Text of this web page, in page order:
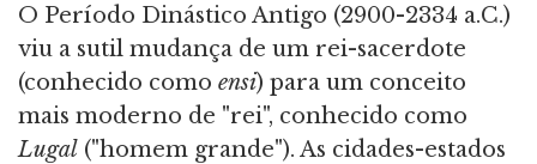
O Período Dinástico Antigo (2900-2334 a.C.)
viu a sutil mudança de um rei-sacerdote
(conhecido como ensi) para um conceito
mais moderno de "rei", conhecido como
Lugal ("homem grande"). As cidades-estados